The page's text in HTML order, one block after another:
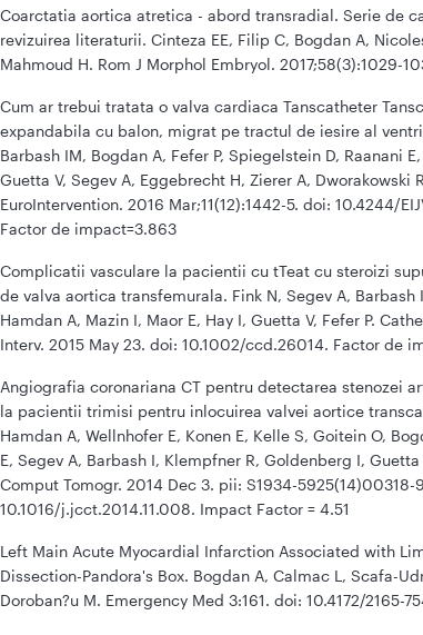
Coarctatia aortica atretica - abord transradial. Serie de
revizuirea literaturii. Cinteza EE, Filip C, Bogdan A,
Mahmoud H. Rom J Morphol Embryol. 2017;58(3):1029-
Cum ar trebui tratata o valva cardiaca Tanscatheter
expandabila cu balon, migrat pe tractul de iesire al
Barbash IM, Bogdan A, Fefer P, Spiegelstein D, Raanani
Guetta V, Segev A, Eggebrecht H, Zierer A, Dworakowski
EuroIntervention. 2016 Mar;11(12):1442-5. doi: 10.4244/
Factor de impact=3.863
Complicatii vasculare la pacientii cu tTeat cu steroizi
de valva aortica transfemurala. Fink N, Segev A, Barbash
Hamdan A, Mazin I, Maor E, Hay I, Guetta V, Fefer P.
Interv. 2015 May 23. doi: 10.1002/ccd.26014. Factor de
Angiografia coronariana CT pentru detectarea stenozei
la pacientii trimisi pentru inlocuirea valvei aortice
Hamdan A, Wellnhofer E, Konen E, Kelle S, Goitein O,
E, Segev A, Barbash I, Klempfner R, Goldenberg I, Guetta
Comput Tomogr. 2014 Dec 3. pii: S1934-5925(14)00318-
10.1016/j.jcct.2014.11.008. Impact Factor = 4.51
Left Main Acute Myocardial Infarction Associated with
Dissection-Pandora's Box. Bogdan A, Calmac L, Scafa-
Doroban?u M. Emergency Med 3:161. doi: 10.4172/2165-